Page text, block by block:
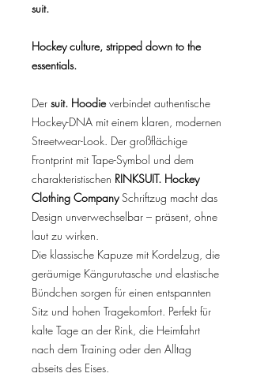
suit.
Hockey culture, stripped down to the
essentials.
Der suit. Hoodieverbindet authentische
Hockey-DNA mit einem klaren, modernen
Streetwear-Look. Der großflächige
Frontprint mit Tape-Symbol und dem
charakteristischen RINKSUIT. Hockey
Clothing CompanySchriftzug macht das
Design unverwechselbar – präsent, ohne
laut zu wirken.
Die klassische Kapuze mit Kordelzug, die
geräumige Kängurutasche und elastische
Bündchen sorgen für einen entspannten
Sitz und hohen Tragekomfort. Perfekt für
kalte Tage an der Rink, die Heimfahrt
nach dem Training oder den Alltag
abseits des Eises.